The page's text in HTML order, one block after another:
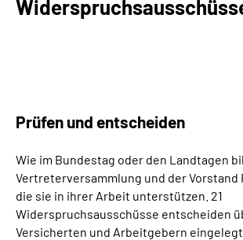
Karriere
Über uns
Online-Services
Prüfen und entscheiden
Wie im Bundestag oder den Landtagen
Vertreterversammlung und der Vorstand
die sie in ihrer Arbeit unterstützen. 21
Widerspruchsausschüsse entscheiden
Versicherten und Arbeitgebern